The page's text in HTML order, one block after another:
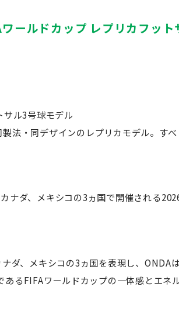
ールドカップ レプリカフッ
ル3号球モデル
法・同デザインのレプリカモデル。す
ナダ、メキシコの3ヵ国で開催される
ダ、メキシコの3ヵ国を表現し、ONDA
るFIFAワールドカップの一体感とエネ